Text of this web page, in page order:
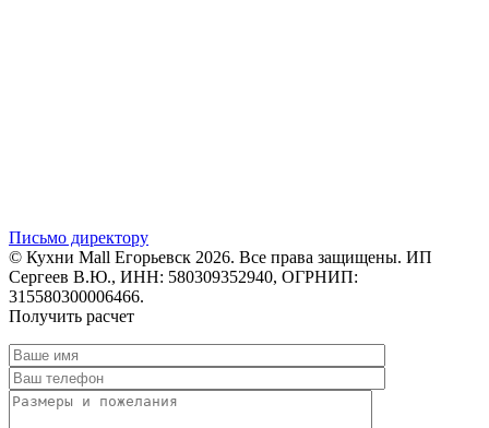
Письмо директору
© Кухни Mall Егорьевск 2026. Все права защищены. ИП
Сергеев В.Ю., ИНН: 580309352940, ОГРНИП:
315580300006466.
Получить расчет